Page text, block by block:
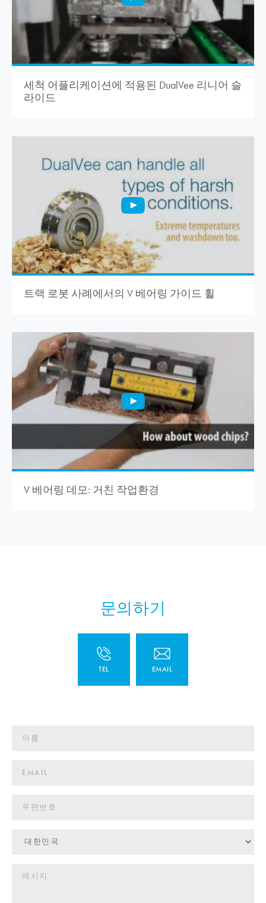
세척 어플리케이션에 적용된 DualVee 리니어 슬
라이드
트랙 로봇 사례에서의 V 베어링 가이드 휠
V 베어링 데모: 거친 작업환경